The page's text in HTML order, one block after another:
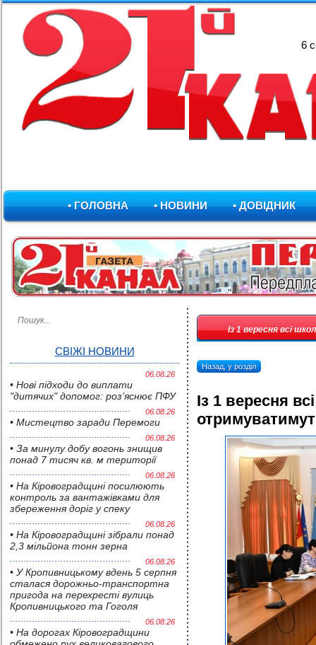
6
• ГОЛОВНА • НОВИНИ • ДОВІДНИК
СВІЖІ НОВИНИ
06.08.26
• Нові підходи до виплати
"дитячих" допомог: роз’яснює ПФУ
06.08.26
• Мистецтво заради Перемоги
06.08.26
• За минулу добу вогонь знищив
понад 7 тисяч кв. м території
06.08.26
• На Кіровоградщині посилюють
контроль за вантажівками для
збереження доріг у спеку
06.08.26
• На Кіровоградщині зібрали понад
2,3 мільйона тонн зерна
06.08.26
• У Кропивницькому вдень 5 серпня
сталася дорожньо-транспортна
пригода на перехресті вулиць
Кропивницького та Гоголя
06.08.26
• На дорогах Кіровоградщини
Із 1 вересня всі
Назад, у розділ
Із 1 вересня